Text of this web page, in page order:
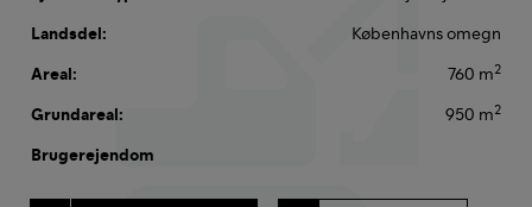
Landsdel:
Københavns omegn
Areal:
760 m2
Grundareal: 950 m2
Brugerejendom